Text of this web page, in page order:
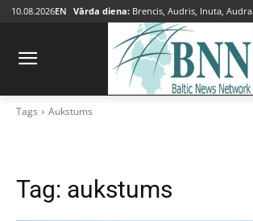
10.08.2026EN Vārda diena: Brencis, Audris, Inuta, Audra
Tags Aukstums
Tag: aukstums